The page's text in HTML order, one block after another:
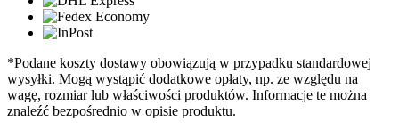
*Podane koszty dostawy obowiązują w przypadku standardowej
wysyłki. Mogą wystąpić dodatkowe opłaty, np. ze względu na
wagę, rozmiar lub właściwości produktów. Informacje te można
znaleźć bezpośrednio w opisie produktu.